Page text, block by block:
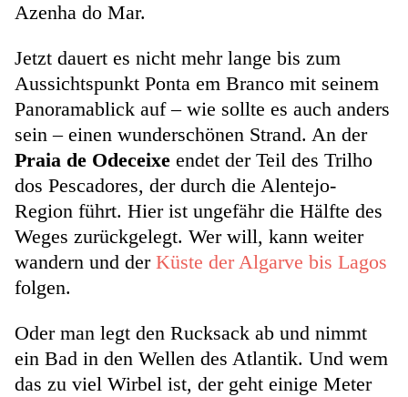
Azenha do Mar.
Jetzt dauert es nicht mehr lange bis zum
Aussichtspunkt Ponta em Branco mit seinem
Panoramablick auf – wie sollte es auch anders
sein – einen wunderschönen Strand. An der
Praia de Odeceixe endet der Teil des Trilho
dos Pescadores, der durch die Alentejo-
Region führt. Hier ist ungefähr die Hälfte des
Weges zurückgelegt. Wer will, kann weiter
wandern und der Küste der Algarve bis Lagos
folgen.
Oder man legt den Rucksack ab und nimmt
ein Bad in den Wellen des Atlantik. Und wem
das zu viel Wirbel ist, der geht einige Meter